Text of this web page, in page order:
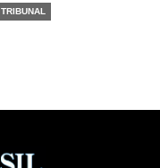
TRIBUNAL